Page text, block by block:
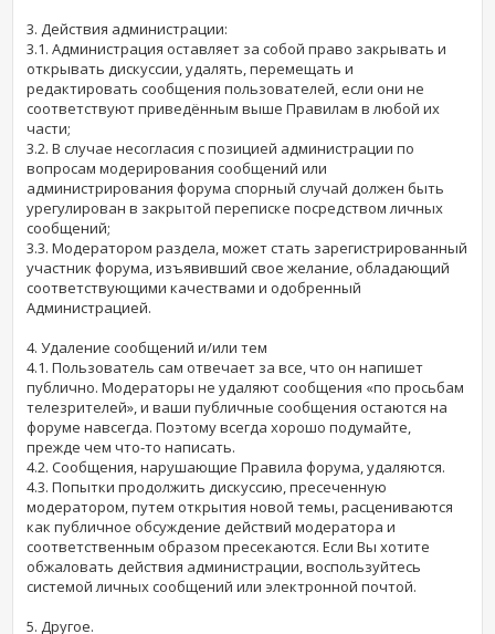
3. Действия администрации:
3.1. Администрация оставляет за собой право закрывать и
открывать дискуссии, удалять, перемещать и
редактировать сообщения пользователей, если они не
соответствуют приведённым выше Правилам в любой их
части;
3.2. В случае несогласия с позицией администрации по
вопросам модерирования сообщений или
администрирования форума спорный случай должен быть
урегулирован в закрытой переписке посредством личных
сообщений;
3.3. Модератором раздела, может стать зарегистрированный
участник форума, изъявивший свое желание, обладающий
соответствующими качествами и одобренный
Администрацией.
4. Удаление сообщений и/или тем
4.1. Пользователь сам отвечает за все, что он напишет
публично. Модераторы не удаляют сообщения «по просьбам
телезрителей», и ваши публичные сообщения остаются на
форуме навсегда. Поэтому всегда хорошо подумайте,
прежде чем что-то написать.
4.2. Сообщения, нарушающие Правила форума, удаляются.
4.3. Попытки продолжить дискуссию, пресеченную
модератором, путем открытия новой темы, расцениваются
как публичное обсуждение действий модератора и
соответственным образом пресекаются. Если Вы хотите
обжаловать действия администрации, воспользуйтесь
системой личных сообщений или электронной почтой.
5. Другое.